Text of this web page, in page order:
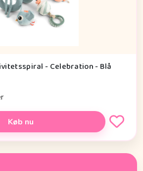
- Celebration - Blå
Køb nu